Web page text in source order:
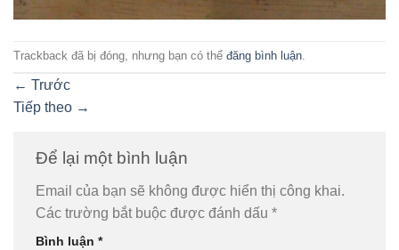
Trackback đã bị đóng, nhưng bạn có thể đăng bình luận
← Trước
Tiếp theo →
Để lại một bình luận
Email của bạn sẽ không được hiển thị công khai.
Các trường bắt buộc được đánh dấu *
Bình luận *